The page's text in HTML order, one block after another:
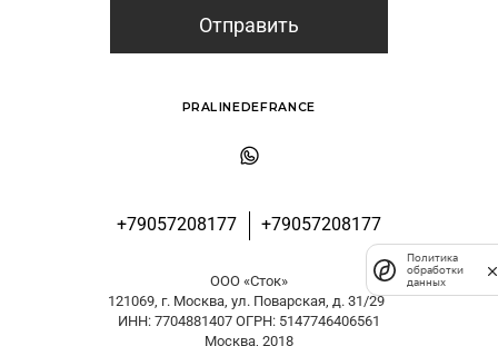
Отправить
+79057208177 +79057208177
PRALINEDEFRANCE
ООО «Сток»
121069, г. Москва, ул. Поварская, д. 31/29
ИНН: 7704881407 ОГРН: 5147746406561
Москва, 2018
Политика
обработки
данных